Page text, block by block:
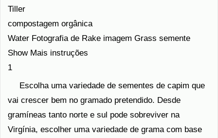
Tiller
compostagem orgânica
Water Fotografia de Rake imagem Grass semente
Show Mais instruções
1
Escolha uma variedade de sementes de capim que
vai crescer bem no gramado pretendido. Desde
gramíneas tanto norte e sul pode sobreviver na
Virgínia, escolher uma variedade de grama com base